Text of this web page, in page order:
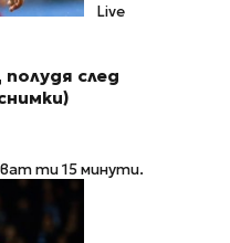
Live
след
ти 15 минути.